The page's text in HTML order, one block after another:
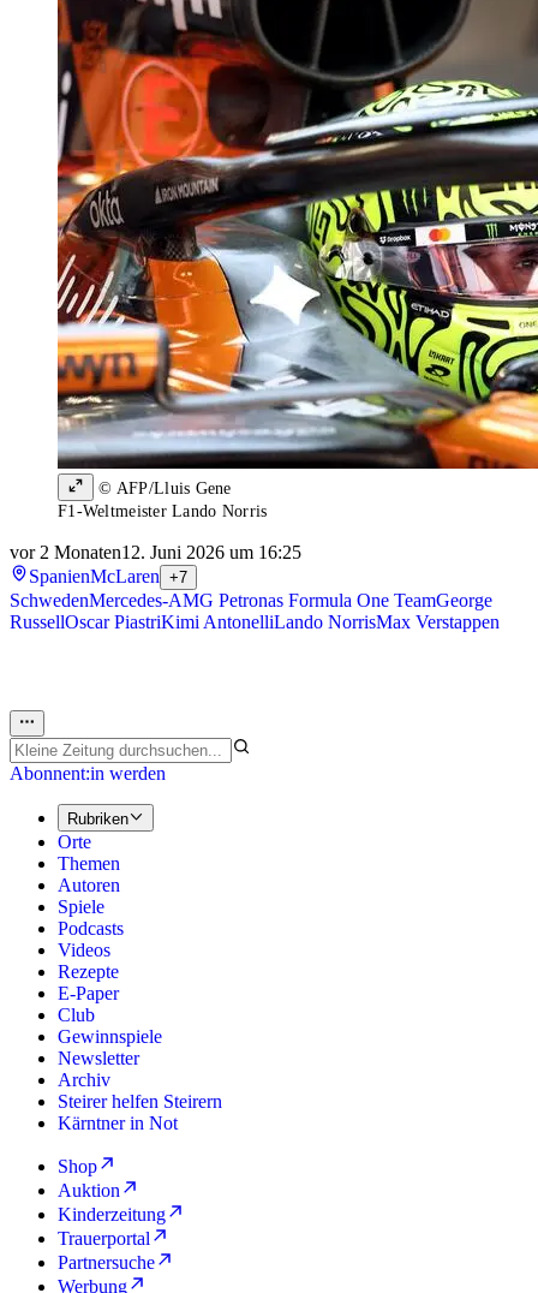
© AFP/Lluis Gene
F1-Weltmeister Lando Norris
vor 2 Monaten12. Juni 2026 um 16:25
SpanienMcLaren +7
SchwedenMercedes-AMG Petronas Formula One TeamGeorge
RussellOscar PiastriKimi AntonelliLando NorrisMax Verstappen
Abonnent:in werden
Rubriken
Orte
Themen
Autoren
Spiele
Podcasts
Videos
Rezepte
E-Paper
Club
Gewinnspiele
Newsletter
Archiv
Steirer helfen Steirern
Kärntner in Not
Shop
Auktion
Kinderzeitung
Trauerportal
Partnersuche
Werbung